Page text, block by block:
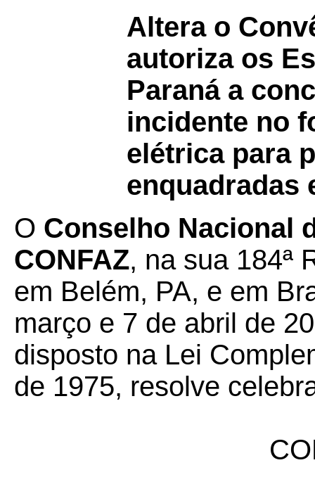
Altera o
autoriza os
Paraná a
incidente no
elétrica para
enquadradas
O Conselho Nacional
CONFAZ, na sua 184ª
em Belém, PA, e em
março e 7 de abril de
disposto na Lei
de 1975, resolve